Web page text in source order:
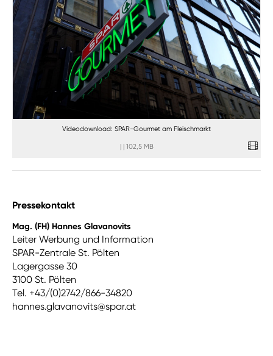
Videodownload: SPAR-Gourmet am Fleischmarkt
102,5 MB
Pressekontakt
Mag. (FH) Hannes Glavanovits
Leiter Werbung und Information
SPAR-Zentrale St. Pölten
Lagergasse 30
3100 St. Pölten
Tel. +43/(0)2742/866-34820
hannes.glavanovits@spar.at